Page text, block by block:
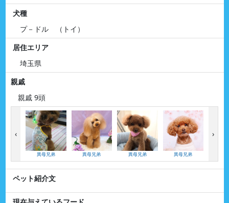
犬種
プ－ドル （トイ）
居住エリア
埼玉県
親戚
親戚 9頭
異母兄弟 異母兄弟 異母兄弟 異母兄弟
‹ ›
ペット紹介文